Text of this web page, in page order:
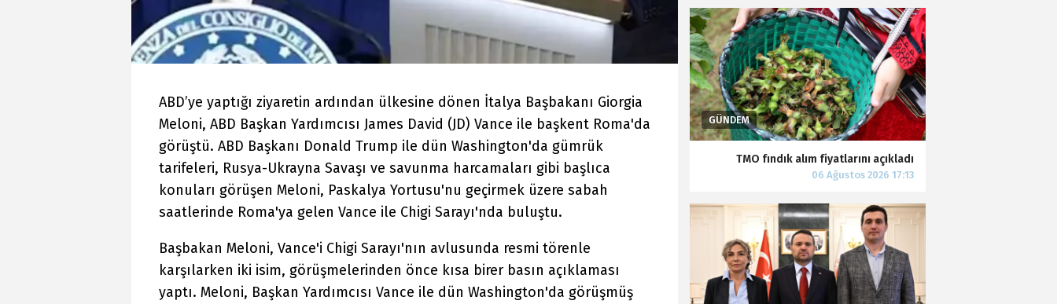
ABD’ye yaptığı ziyaretin ardından ülkesine dönen İtalya Başbakanı Giorgia
Meloni, ABD Başkan Yardımcısı James David (JD) Vance ile başkent Roma'da
görüştü. ABD Başkanı Donald Trump ile dün Washington'da gümrük
tarifeleri, Rusya-Ukrayna Savaşı ve savunma harcamaları gibi başlıca
konuları görüşen Meloni, Paskalya Yortusu'nu geçirmek üzere sabah
saatlerinde Roma'ya gelen Vance ile Chigi Sarayı'nda buluştu.
Başbakan Meloni, Vance'i Chigi Sarayı'nın avlusunda resmi törenle
karşılarken iki isim, görüşmelerinden önce kısa birer basın açıklaması
yaptı. Meloni, Başkan Yardımcısı Vance ile dün Washington'da görüşmüş
TMO fındık alım fiyatlarını açıkladı